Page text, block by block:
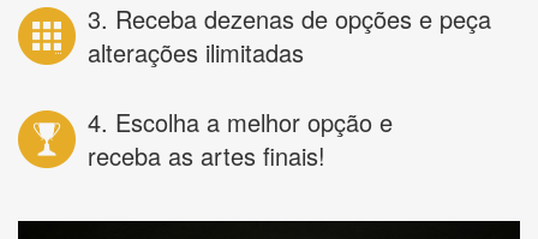
3. Receba dezenas de opções e peça
alterações ilimitadas
4. Escolha a melhor opção e
receba as artes finais!